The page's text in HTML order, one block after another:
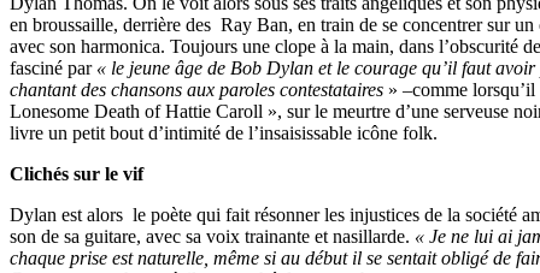
en broussaille, derrière des Ray Ban, en train de se concentrer sur
avec son harmonica. Toujours une clope à la main, dans l’obscurité
fasciné par « le jeune âge de Bob Dylan et le courage qu’il faut
chantant des chansons aux paroles contestataires » –comme
Lonesome Death of Hattie Caroll », sur le meurtre d’une serveuse
livre un petit bout d’intimité de l’insaisissable icône folk.
Clichés sur le vif
Dylan est alors le poète qui fait résonner les injustices de la société
son de sa guitare, avec sa voix trainante et nasillarde. « Je ne lui ai
chaque prise est naturelle, même si au début il se sentait obligé de